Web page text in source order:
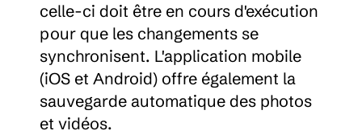
celle-ci doit être en cours d'exécution
pour que les changements se
synchronisent. L'application mobile
(iOS et Android) offre également la
sauvegarde automatique des photos
et vidéos.